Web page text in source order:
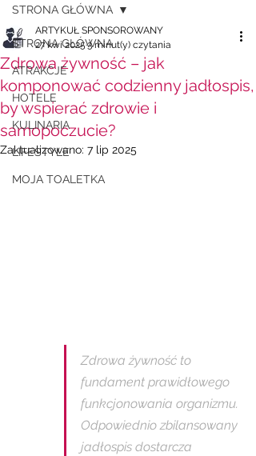
STRONA GŁÓWNA
ATRAKCJE
HOTELE
KULINARIA
LIFESTYLE
MOJA TOALETKA
STRONA GŁÓWNA
Zdrowa żywność – jak
komponować codzienny jadłospis,
by wspierać zdrowie i
samopoczucie?
ARTYKUŁ SPONSOROWANY
27 kwi 2025 3 minut(y) czytania
Zaktualizowano: 7 lip 2025
Zdrowa żywność to
fundament prawidłowego
funkcjonowania organizmu.
Odpowiednio zbilansowany
jadłospis dostarcza